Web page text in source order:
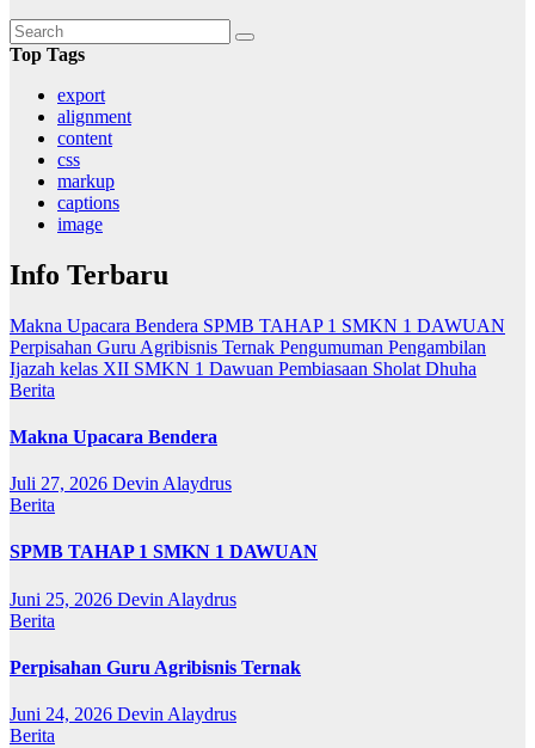
Top Tags
export
alignment
content
css
markup
captions
image
Info Terbaru
Makna Upacara Bendera SPMB TAHAP 1 SMKN 1 DAWUAN
Perpisahan Guru Agribisnis Ternak Pengumuman Pengambilan
Ijazah kelas XII SMKN 1 Dawuan Pembiasaan Sholat Dhuha
Berita
Makna Upacara Bendera
Juli 27, 2026 Devin Alaydrus
Berita
SPMB TAHAP 1 SMKN 1 DAWUAN
Juni 25, 2026 Devin Alaydrus
Berita
Perpisahan Guru Agribisnis Ternak
Juni 24, 2026 Devin Alaydrus
Berita